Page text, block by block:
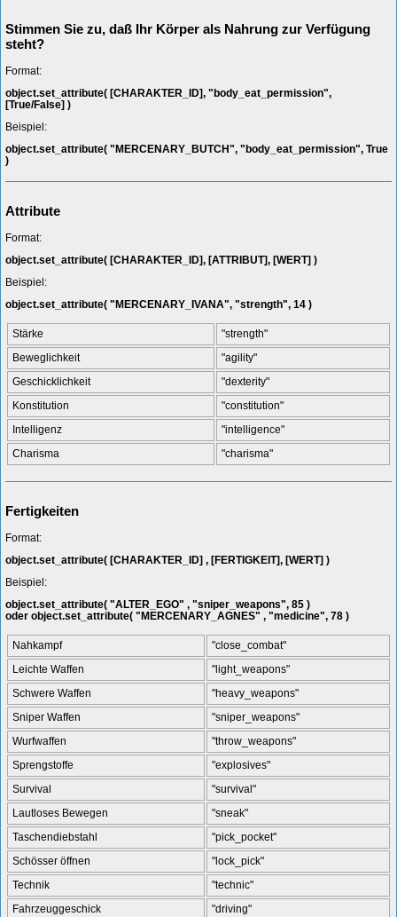
Stimmen Sie zu, daß Ihr Körper als Nahrung zur Verfügung
steht?
Format:
object.set_attribute( [CHARAKTER_ID], "body_eat_permission",
[True/False] )
Beispiel:
object.set_attribute( "MERCENARY_BUTCH", "body_eat_permission", True
)
Attribute
Format:
object.set_attribute( [CHARAKTER_ID], [ATTRIBUT], [WERT] )
Beispiel:
object.set_attribute( "MERCENARY_IVANA", "strength", 14 )
Stärke
"strength"
Beweglichkeit
"agility"
Geschicklichkeit
"dexterity"
Konstitution
"constitution"
Intelligenz
"intelligence"
Charisma
"charisma"
Fertigkeiten
Format:
object.set_attribute( [CHARAKTER_ID] , [FERTIGKEIT], [WERT] )
Beispiel:
object.set_attribute( "ALTER_EGO" , "sniper_weapons", 85 )
oder object.set_attribute( "MERCENARY_AGNES" , "medicine", 78 )
Nahkampf
"close_combat"
Leichte Waffen
"light_weapons"
Schwere Waffen
"heavy_weapons"
Sniper Waffen
"sniper_weapons"
Wurfwaffen
"throw_weapons"
Sprengstoffe
"explosives"
Survival
"survival"
Lautloses Bewegen
"sneak"
Taschendiebstahl
"pick_pocket"
Schösser öffnen
"lock_pick"
Technik
"technic"
Fahrzeuggeschick
"driving"